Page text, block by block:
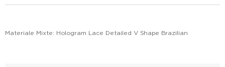
Materiale Mixte: Hologram Lace Detailed V Shape Brazilian